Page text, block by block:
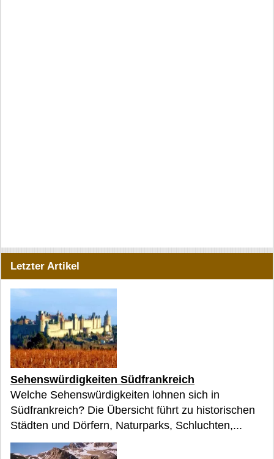
Letzter Artikel
Sehenswürdigkeiten Südfrankreich
Welche Sehenswürdigkeiten lohnen sich in
Südfrankreich? Die Übersicht führt zu historischen
Städten und Dörfern, Naturparks, Schluchten,...